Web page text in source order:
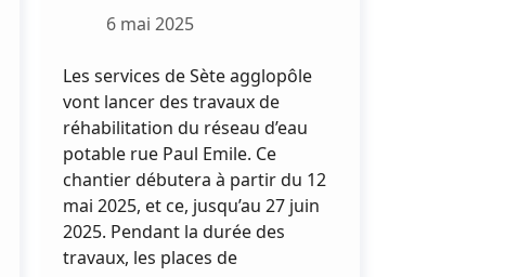
6 mai 2025
Les services de Sète agglopôle
vont lancer des travaux de
réhabilitation du réseau d’eau
potable rue Paul Emile. Ce
chantier débutera à partir du 12
mai 2025, et ce, jusqu’au 27 juin
2025. Pendant la durée des
travaux, les places de